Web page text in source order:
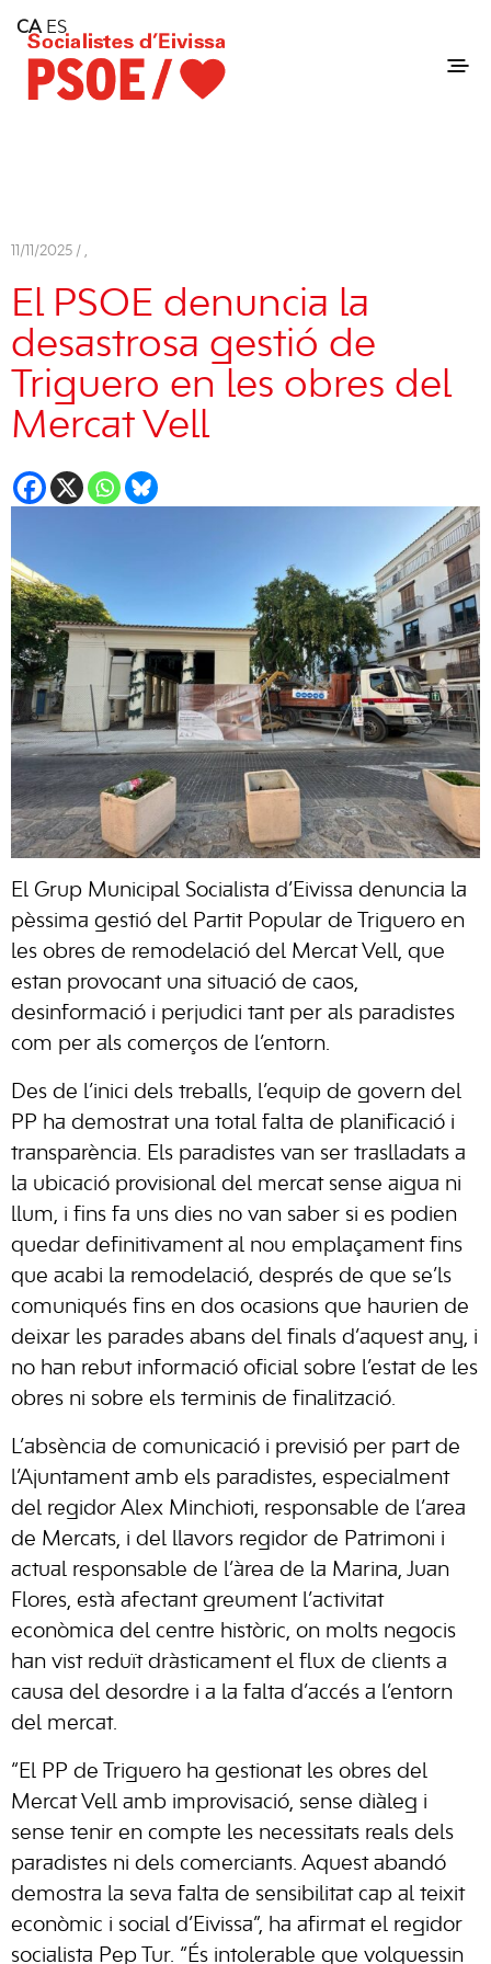
Consell Insular d'Eivissa
Services
Contact
11/11/2025 / ,
El PSOE denuncia la
desastrosa gestió de
Triguero en les obres del
Mercat Vell
El Grup Municipal Socialista d’Eivissa denuncia la
pèssima gestió del Partit Popular de Triguero en
les obres de remodelació del Mercat Vell, que
estan provocant una situació de caos,
desinformació i perjudici tant per als paradistes
com per als comerços de l’entorn.
Des de l’inici dels treballs, l’equip de govern del
PP ha demostrat una total falta de planificació i
transparència. Els paradistes van ser traslladats a
la ubicació provisional del mercat sense aigua ni
llum, i fins fa uns dies no van saber si es podien
quedar definitivament al nou emplaçament fins
que acabi la remodelació, després de que se’ls
comuniqués fins en dos ocasions que haurien de
deixar les parades abans del finals d’aquest any, i
no han rebut informació oficial sobre l’estat de les
obres ni sobre els terminis de finalització.
L’absència de comunicació i previsió per part de
l’Ajuntament amb els paradistes, especialment
del regidor Alex Minchioti, responsable de l’area
de Mercats, i del llavors regidor de Patrimoni i
actual responsable de l’àrea de la Marina, Juan
Flores, està afectant greument l’activitat
econòmica del centre històric, on molts negocis
han vist reduït dràsticament el flux de clients a
causa del desordre i a la falta d’accés a l’entorn
del mercat.
“El PP de Triguero ha gestionat les obres del
Mercat Vell amb improvisació, sense diàleg i
sense tenir en compte les necessitats reals dels
paradistes ni dels comerciants. Aquest abandó
demostra la seva falta de sensibilitat cap al teixit
econòmic i social d’Eivissa”, ha afirmat el regidor
socialista Pep Tur. “És intolerable que volguessin
CA ES